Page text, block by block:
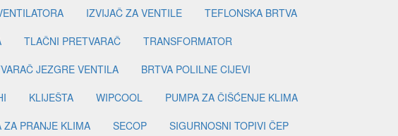
IZVIJAČ ZA VENTILE
TEFLONSKA BRTVA
TLAČNI PRETVARAČ
TRANSFORMATOR
JEZGRE VENTILA
BRTVA POLILNE CIJEVI
KLIJEŠTA WIPCOOL
PUMPA ZA ČIŠĆENJE KLIMA
ZA PRANJE KLIMA SECOP SIGURNOSNI TOPIVI ČEP